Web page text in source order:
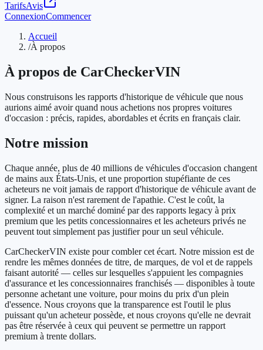
TarifsAvis
ConnexionCommencer
Accueil
/À propos
À propos de CarCheckerVIN
Nous construisons les rapports d'historique de véhicule que nous
aurions aimé avoir quand nous achetions nos propres voitures
d'occasion : précis, rapides, abordables et écrits en français clair.
Notre mission
Chaque année, plus de 40 millions de véhicules d'occasion changent
de mains aux États-Unis, et une proportion stupéfiante de ces
acheteurs ne voit jamais de rapport d'historique de véhicule avant de
signer. La raison n'est rarement de l'apathie. C'est le coût, la
complexité et un marché dominé par des rapports legacy à prix
premium que les petits concessionnaires et les acheteurs privés ne
peuvent tout simplement pas justifier pour un seul véhicule.
CarCheckerVIN existe pour combler cet écart. Notre mission est de
rendre les mêmes données de titre, de marques, de vol et de rappels
faisant autorité — celles sur lesquelles s'appuient les compagnies
d'assurance et les concessionnaires franchisés — disponibles à toute
personne achetant une voiture, pour moins du prix d'un plein
d'essence. Nous croyons que la transparence est l'outil le plus
puissant qu'un acheteur possède, et nous croyons qu'elle ne devrait
pas être réservée à ceux qui peuvent se permettre un rapport
premium à trente dollars.